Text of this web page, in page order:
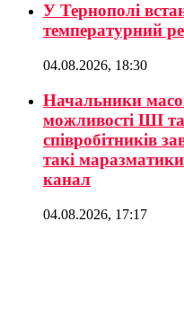
У Тернополі
температурний
04.08.2026, 18:30
Начальники
можливості ШІ
співробітників
такі
канал
04.08.2026, 17:17